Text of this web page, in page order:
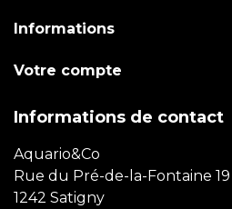
Informations
Votre compte
Informations de contact
Aquario&Co
Rue du Pré-de-la-Fontaine 19
1242 Satigny